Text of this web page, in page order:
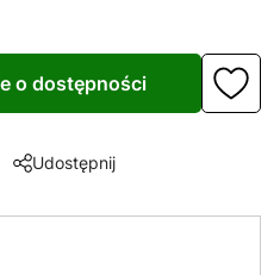
o dostępności
Udostępnij